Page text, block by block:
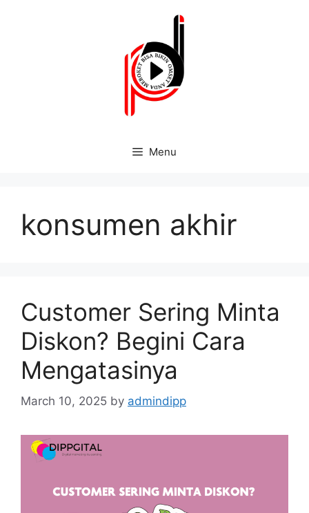
Menu
konsumen akhir
Customer Sering Minta
Diskon? Begini Cara
Mengatasinya
March 10, 2025 by admindipp